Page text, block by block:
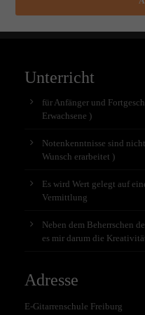
Unterricht
für Anfänger und
Erwachsene )
Notenkenntnisse sind
Wunsch erarbeitet )
Es wird Wert gelegt auf
Vermittlung
Neben dem Beherrschen
es mir darum die
Adresse
E-Gitarrenschule Freiburg